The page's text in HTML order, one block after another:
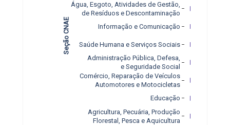
Agricultura, Pecuária, Produção
Florestal, Pesca e Aquicultura
Educação
Comércio, Reparação de Veículos
Automotores e Motocicletas
Administração Pública, Defesa,
e Seguridade Social
Saúde Humana e Serviços Sociais
Informação e Comunicação
Água, Esgoto, Atividades de Gestão,
de Resíduos e Descontaminação
Seção CNAE